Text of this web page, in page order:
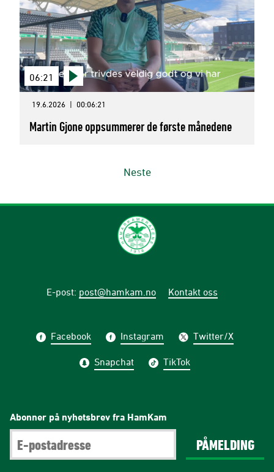
06:21
19.6.2026 | 00:06:21
Martin Gjone oppsummerer de første månedene
Neste
E-post: post@hamkam.no Kontakt oss
Facebook Instagram Twitter/X
Snapchat TikTok
Abonner på nyhetsbrev fra HamKam
PÅMELDING